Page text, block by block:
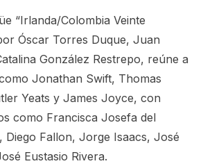
“Irlanda/Colombia Veinte
Óscar Torres Duque, Juan
González Restrepo, reúne a
Jonathan Swift, Thomas
Yeats y James Joyce, con
como Francisca Josefa del
Diego Fallon, Jorge Isaacs, José
Eustasio Rivera.